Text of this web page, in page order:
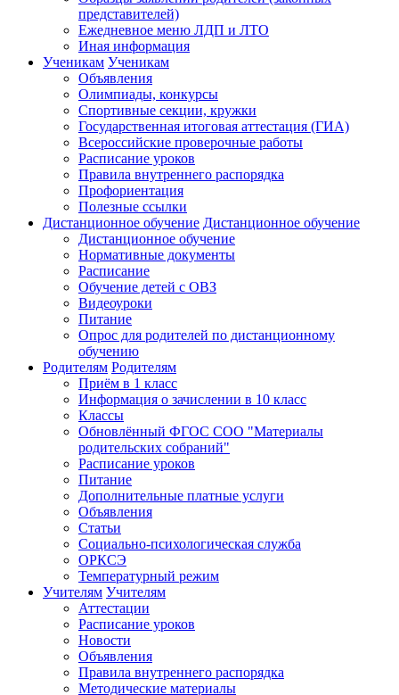
представителей)
Ежедневное меню ЛДП и ЛТО
Иная информация
Ученикам Ученикам
Объявления
Олимпиады, конкурсы
Спортивные секции, кружки
Государственная итоговая аттестация (ГИА)
Всероссийские проверочные работы
Расписание уроков
Правила внутреннего распорядка
Профориентация
Полезные ссылки
Дистанционное обучение Дистанционное обучение
Дистанционное обучение
Нормативные документы
Расписание
Обучение детей с ОВЗ
Видеоуроки
Питание
Опрос для родителей по дистанционному
обучению
Родителям Родителям
Приём в 1 класс
Информация о зачислении в 10 класс
Классы
Обновлённый ФГОС СОО "Материалы
родительских собраний"
Расписание уроков
Питание
Дополнительные платные услуги
Объявления
Статьи
Социально-психологическая служба
ОРКСЭ
Температурный режим
Учителям Учителям
Аттестации
Расписание уроков
Новости
Объявления
Правила внутреннего распорядка
Методические материалы